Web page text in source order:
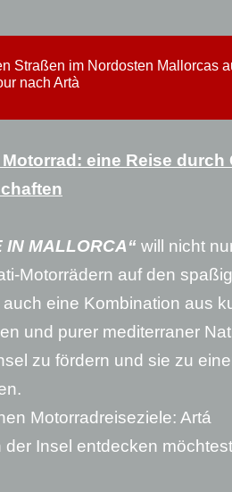
Straßen im Nordosten Mallorcas
nach Artà
eine Reise durch
IN MALLORCA“ will nicht
Motorrädern auf den
eine Kombination aus
und purer mediterraner
zu fördern und sie zu
Motorradreiseziele: Artá
Insel entdecken